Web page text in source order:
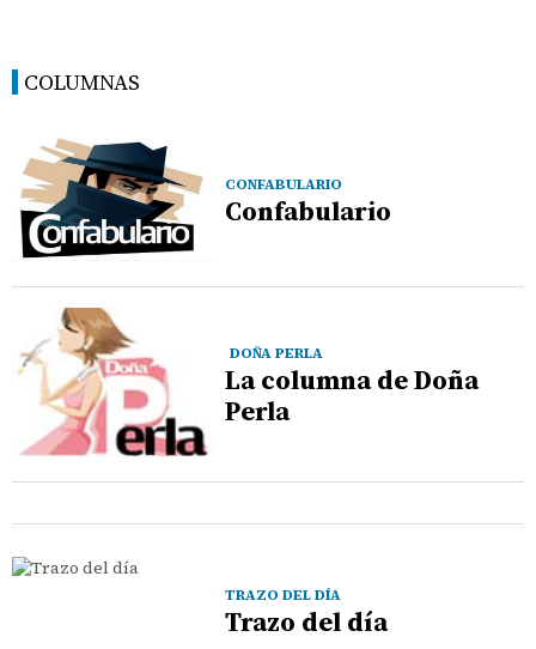
COLUMNAS
CONFABULARIO
Confabulario
DOÑA PERLA
La columna de Doña
Perla
TRAZO DEL DÍA
Trazo del día